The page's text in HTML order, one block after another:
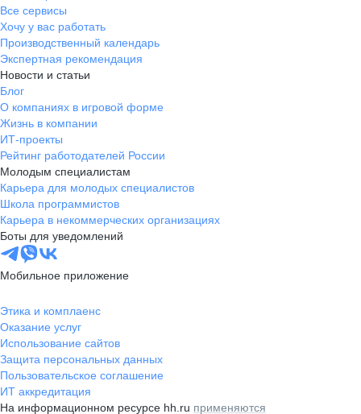
Все сервисы
Хочу у вас работать
Производственный календарь
Экспертная рекомендация
Новости и статьи
Блог
О компаниях в игровой форме
Жизнь в компании
ИТ-проекты
Рейтинг работодателей России
Молодым специалистам
Карьера для молодых специалистов
Школа программистов
Карьера в некоммерческих организациях
Боты для уведомлений
Мобильное приложение
Этика и комплаенс
Оказание услуг
Использование сайтов
Защита персональных данных
Пользовательское соглашение
ИТ аккредитация
На информационном ресурсе hh.ru применяются